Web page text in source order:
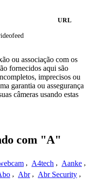
URL
ou associação com os
fornecidos aqui são
imprecisos ou
garantia ou assegurança
câmeras usando estas
com "A"
, A4tech , Aanke ,
, Abr , Abr Security ,